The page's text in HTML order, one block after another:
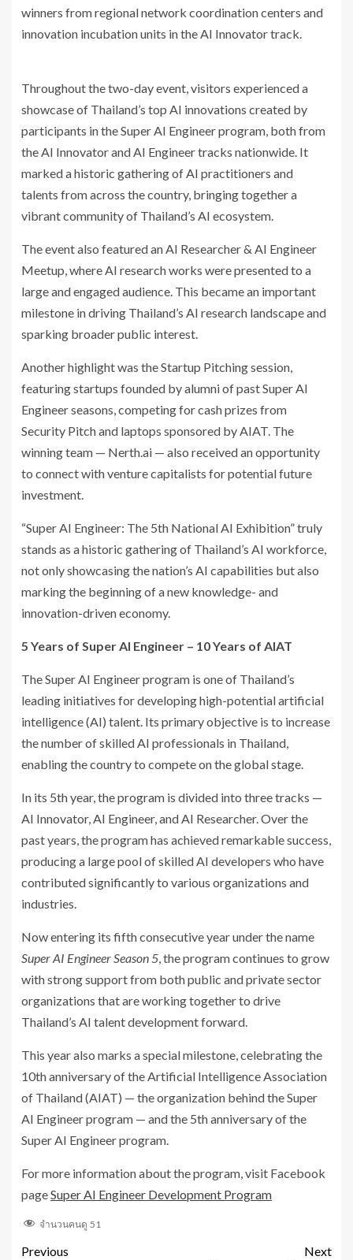
winners from regional network coordination centers and
innovation incubation units in the AI Innovator track.
Throughout the two-day event, visitors experienced a
showcase of Thailand’s top AI innovations created by
participants in the Super AI Engineer program, both from
the AI Innovator and AI Engineer tracks nationwide. It
marked a historic gathering of AI practitioners and
talents from across the country, bringing together a
vibrant community of Thailand’s AI ecosystem.
The event also featured an AI Researcher & AI Engineer
Meetup, where AI research works were presented to a
large and engaged audience. This became an important
milestone in driving Thailand’s AI research landscape and
sparking broader public interest.
Another highlight was the Startup Pitching session,
featuring startups founded by alumni of past Super AI
Engineer seasons, competing for cash prizes from
Security Pitch and laptops sponsored by AIAT. The
winning team — Nerth.ai — also received an opportunity
to connect with venture capitalists for potential future
investment.
“Super AI Engineer: The 5th National AI Exhibition” truly
stands as a historic gathering of Thailand’s AI workforce,
not only showcasing the nation’s AI capabilities but also
marking the beginning of a new knowledge- and
innovation-driven economy.
5 Years of Super AI Engineer – 10 Years of AIAT
The Super AI Engineer program is one of Thailand’s
leading initiatives for developing high-potential artificial
intelligence (AI) talent. Its primary objective is to increase
the number of skilled AI professionals in Thailand,
enabling the country to compete on the global stage.
In its 5th year, the program is divided into three tracks —
AI Innovator, AI Engineer, and AI Researcher. Over the
past years, the program has achieved remarkable success,
producing a large pool of skilled AI developers who have
contributed significantly to various organizations and
industries.
Now entering its fifth consecutive year under the name
Super AI Engineer Season 5, the program continues to grow
with strong support from both public and private sector
organizations that are working together to drive
Thailand’s AI talent development forward.
This year also marks a special milestone, celebrating the
10th anniversary of the Artificial Intelligence Association
of Thailand (AIAT) — the organization behind the Super
AI Engineer program — and the 5th anniversary of the
Super AI Engineer program.
For more information about the program, visit Facebook
pageSuper AI Engineer Development Program
จำนวนคนดู 51
Previous
Next